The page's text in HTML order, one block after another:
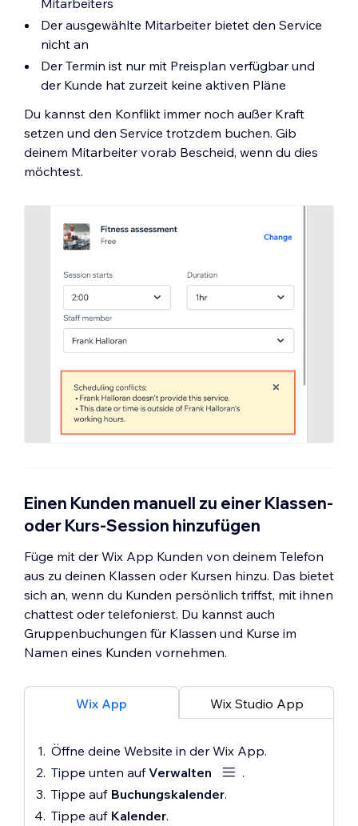
Mitarbeiters
Der ausgewählte Mitarbeiter bietet den Service
nicht an
Der Termin ist nur mit Preisplan verfügbar und
der Kunde hat zurzeit keine aktiven Pläne
Du kannst den Konflikt immer noch außer Kraft
setzen und den Service trotzdem buchen. Gib
deinem Mitarbeiter vorab Bescheid, wenn du dies
möchtest.
Einen Kunden manuell zu einer Klassen-
oder Kurs-Session hinzufügen
Füge mit der Wix App Kunden von deinem Telefon
aus zu deinen Klassen oder Kursen hinzu. Das bietet
sich an, wenn du Kunden persönlich triffst, mit ihnen
chattest oder telefonierst. Du kannst auch
Gruppenbuchungen für Klassen und Kurse im
Namen eines Kunden vornehmen.
Wix App Wix Studio App
Öffne deine Website in der Wix App.
Tippe unten aufVerwalten
.
Tippe auf Buchungskalender.
Tippe auf Kalender.